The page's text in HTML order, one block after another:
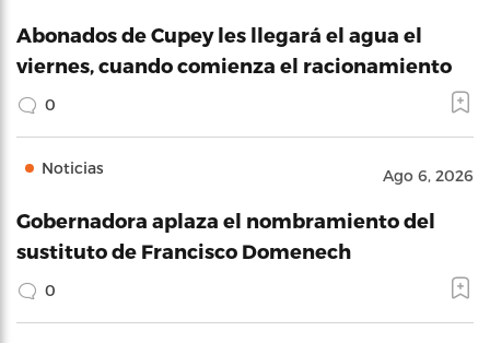
Abonados de Cupey les llegará el agua el
viernes, cuando comienza el racionamiento
0
Noticias Ago 6, 2026
Gobernadora aplaza el nombramiento del
sustituto de Francisco Domenech
0